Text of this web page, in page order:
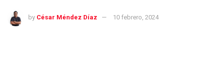
by César Méndez Díaz 10 febrero, 2024